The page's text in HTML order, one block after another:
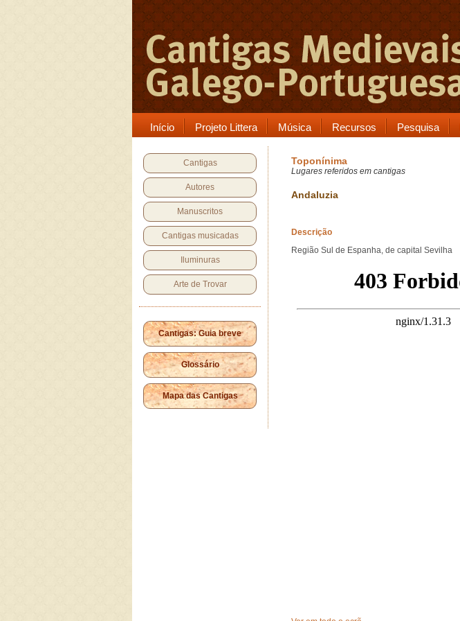
Início Projeto Littera Música Recursos Pesquisa
Cantigas
Autores
Manuscritos
Cantigas musicadas
Iluminuras
Arte de Trovar
Cantigas: Guia breve
Glossário
Mapa das Cantigas
Toponínima
Lugares referidos em cantigas
Andaluzia
Descrição
Região Sul de Espanha, de capital Sevilha